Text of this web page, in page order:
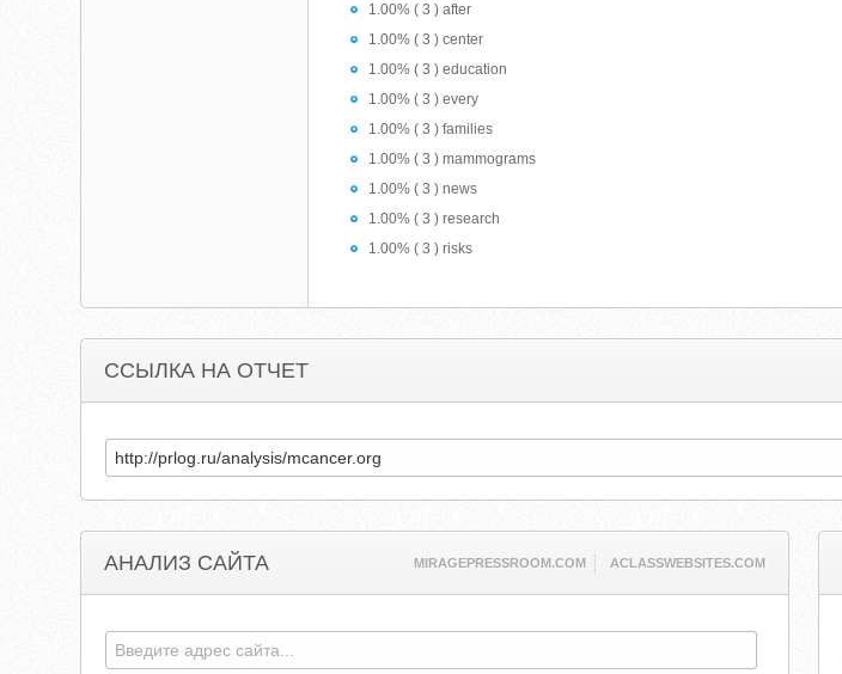
1.00% ( 3 ) after
1.00% ( 3 ) center
1.00% ( 3 ) education
1.00% ( 3 ) every
1.00% ( 3 ) families
1.00% ( 3 ) mammograms
1.00% ( 3 ) news
1.00% ( 3 ) research
1.00% ( 3 ) risks
ССЫЛКА НА ОТЧЕТ
АНАЛИЗ САЙТА MIRAGEPRESSROOM.COM ACLASSWEBSITES.COM